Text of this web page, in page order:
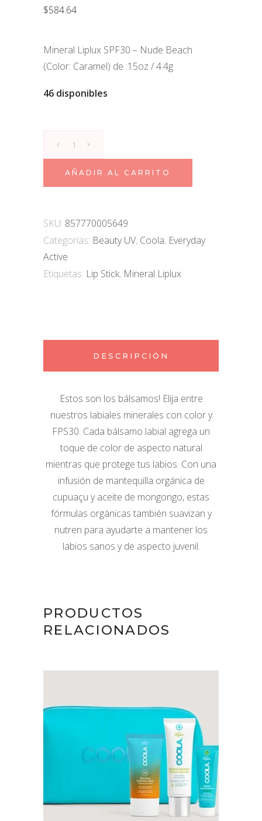
$584.64
Mineral Liplux SPF30 – Nude Beach
(Color: Caramel) de .15oz / 4.4g
46 disponibles
Tinted
Lip
Nude
Beach
SPF30
quantity
AÑADIR AL CARRITO
SKU: 857770005649
Categorías: Beauty UV, Coola, Everyday
Active
Etiquetas: Lip Stick, Mineral Liplux
DESCRIPCIÓN
Estos son los bálsamos! Elija entre
nuestros labiales minerales con color y
FPS30. Cada bálsamo labial agrega un
toque de color de aspecto natural
mientras que protege tus labios. Con una
infusión de mantequilla orgánica de
cupuaçu y aceite de mongongo, estas
fórmulas orgánicas también suavizan y
nutren para ayudarte a mantener los
labios sanos y de aspecto juvenil.
PRODUCTOS
RELACIONADOS
AÑADIR AL CARRITO